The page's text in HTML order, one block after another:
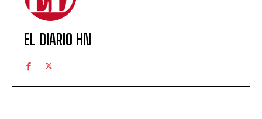
EL DIARIO HN